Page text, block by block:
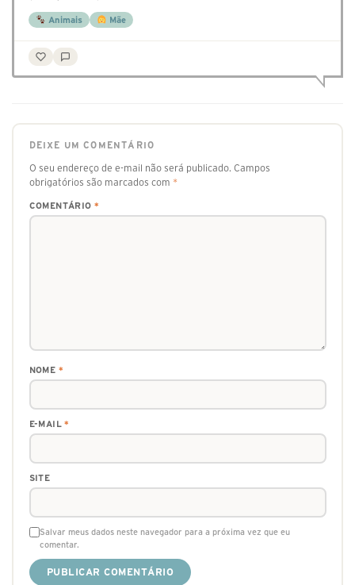
Animais Mãe
DEIXE UM COMENTÁRIO
O seu endereço de e-mail não será publicado. Campos
obrigatórios são marcados com *
COMENTÁRIO *
NOME *
E-MAIL*
SITE
Salvar meus dados neste navegador para a próxima vez que eu
comentar.